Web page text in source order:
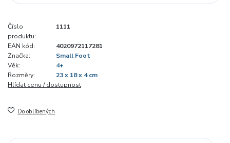
Číslo
produktu:
1111
EAN kód:
4020972117281
Značka:
Small Foot
Věk:
4+
Rozměry:
23 x 18 x 4 cm
Hlídat cenu / dostupnost
Do oblíbených